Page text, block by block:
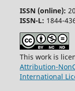
ISSN (online):
ISSN-L: 1844-
This work is
Attribution-
International